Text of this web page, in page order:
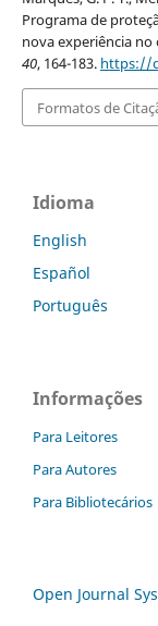
Programa de
nova experiência
40, 164-183. https://
Formatos de
Idioma
English
Español
Português
Informações
Para Leitores
Para Autores
Para Bibliotecários
Open Journal